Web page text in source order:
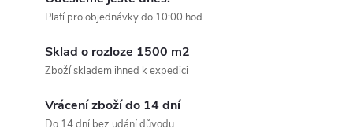
Platí pro objednávky do 10:00 hod.
Sklad o rozloze 1500 m2
Zboží skladem ihned k expedici
Vrácení zboží do 14 dní
Do 14 dní bez udání důvodu